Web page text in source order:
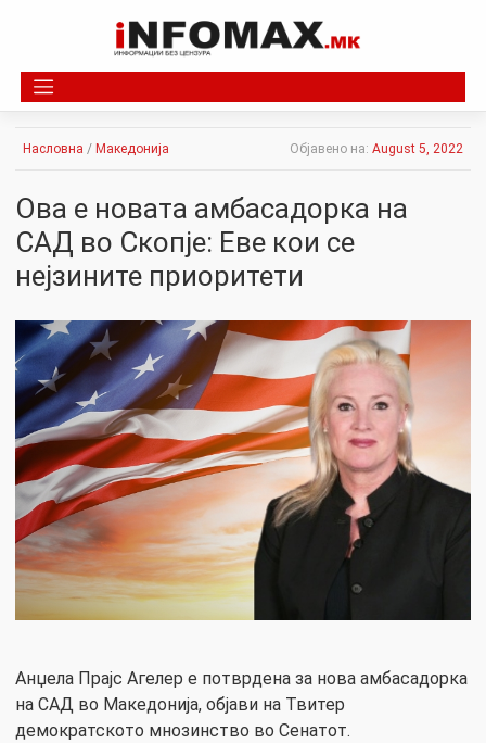
Насловна / Македонија Објавено на: August 5, 2022
Oва е новата амбасадорка на
САД во Скопје: Еве кои се
нејзините приоритети
Анџела Прајс Агелер е потврдена за нова амбасадорка
на САД во Македонија, објави на Твитер
демократското мнозинство во Сенатот.